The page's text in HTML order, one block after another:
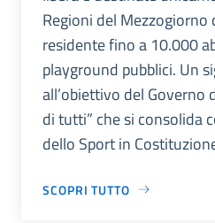
Regioni del Mezzogiorno
residente fino a 10.000
playground pubblici. Un
all’obiettivo del Governo
di tutti” che si consolida
dello Sport in
SCOPRI TUTTO